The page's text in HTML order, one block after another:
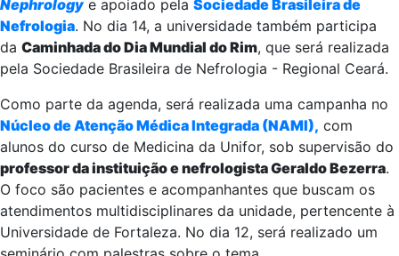
Nephrology e apoiado pela Sociedade Brasileira de
Nefrologia. No dia 14, a universidade também participa
da Caminhada do Dia Mundial do Rim, que será realizada
pela Sociedade Brasileira de Nefrologia - Regional Ceará.
Como parte da agenda, será realizada uma campanha no
Núcleo de Atenção Médica Integrada (NAMI), com
alunos do curso de Medicina da Unifor, sob supervisão do
professor da instituição e nefrologista Geraldo Bezerra.
O foco são pacientes e acompanhantes que buscam os
atendimentos multidisciplinares da unidade, pertencente à
Universidade de Fortaleza. No dia 12, será realizado um